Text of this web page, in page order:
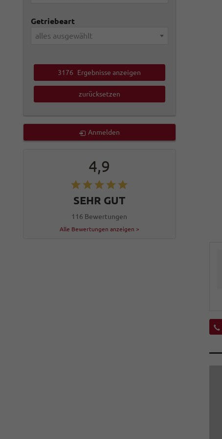
Getriebeart
alles ausgewählt
3176 Ergebnisse anzeigen
zurücksetzen
Anmelden
4,9
SEHR GUT
116 Bewertungen
Alle Bewertungen anzeigen >